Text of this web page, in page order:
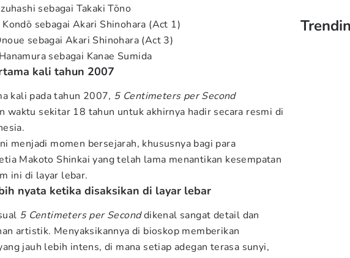
sebagai Takaki Tōno
sebagai Akari Shinohara (Act 1)
sebagai Akari Shinohara (Act 3)
sebagai Kanae Sumida
kali tahun 2007
kali pada tahun 2007, 5 Centimeters per Second
waktu sekitar 18 tahun untuk akhirnya hadir secara resmi di
menjadi momen bersejarah, khususnya bagi para
Makoto Shinkai yang telah lama menantikan kesempatan
ini di layar lebar.
nyata ketika disaksikan di layar lebar
5 Centimeters per Seconddikenal sangat detail dan
artistik. Menyaksikannya di bioskop memberikan
jauh lebih intens, di mana setiap adegan terasa sunyi,